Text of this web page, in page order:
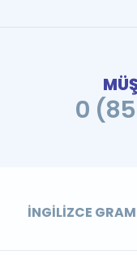
0
İNGILIZCE